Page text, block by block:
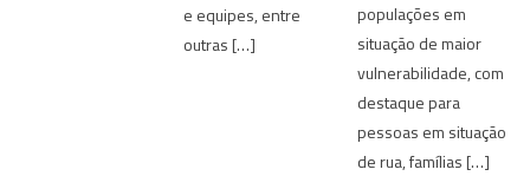
e equipes, entre
outras […]
populações em
situação de maior
vulnerabilidade, com
destaque para
pessoas em situação
de rua, famílias […]